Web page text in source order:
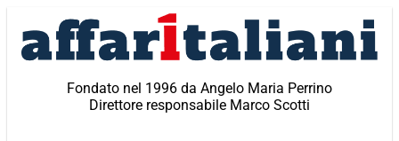
contenuto
Fondato nel 1996 da Angelo Maria Perrino
Direttore responsabile Marco Scotti